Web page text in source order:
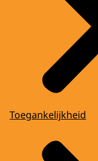
Toegankelijkheid